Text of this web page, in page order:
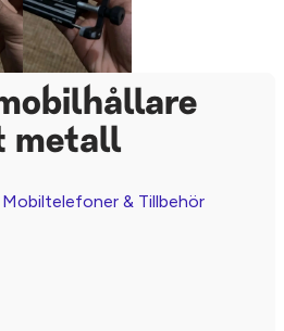
metall
& Tillbehör